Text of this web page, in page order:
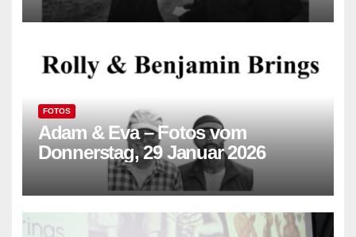
FOTOS
Adam & Eva – Fotos vom
Donnerstag, 29 Januar 2026